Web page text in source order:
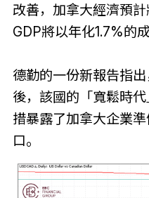
改善，加拿大經濟預計
GDP將以年化1.7%的成
德勤的一份新報告指
後，該國的「寬鬆時
措暴露了加拿大企業
口。